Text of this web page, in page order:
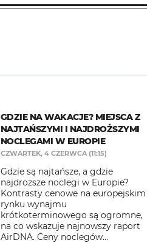
GDZIE NA WAKACJE? MIEJSCA Z
NAJTAŃSZYMI I NAJDROŻSZYMI
NOCLEGAMI W EUROPIE
CZWARTEK, 4 CZERWCA (11:15)
Gdzie są najtańsze, a gdzie
najdroższe noclegi w Europie?
Kontrasty cenowe na europejskim
rynku wynajmu
krótkoterminowego są ogromne,
na co wskazuje najnowszy raport
AirDNA. Ceny noclegów...